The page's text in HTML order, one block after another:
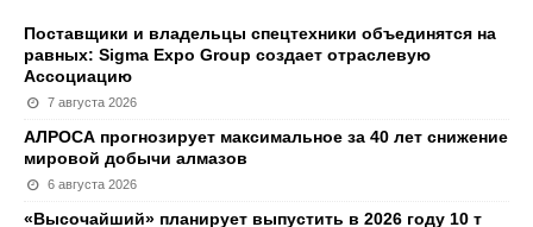
Поставщики и владельцы спецтехники объединятся на
равных: Sigma Expo Group создает отраслевую
Ассоциацию
7 августа 2026
АЛРОСА прогнозирует максимальное за 40 лет снижение
мировой добычи алмазов
6 августа 2026
«Высочайший» планирует выпустить в 2026 году 10 т